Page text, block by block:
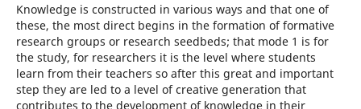
Knowledge is constructed in various ways and that one of
these, the most direct begins in the formation of formative
research groups or research seedbeds; that mode 1 is for
the study, for researchers it is the level where students
learn from their teachers so after this great and important
step they are led to a level of creative generation that
contributes to the development of knowledge in their